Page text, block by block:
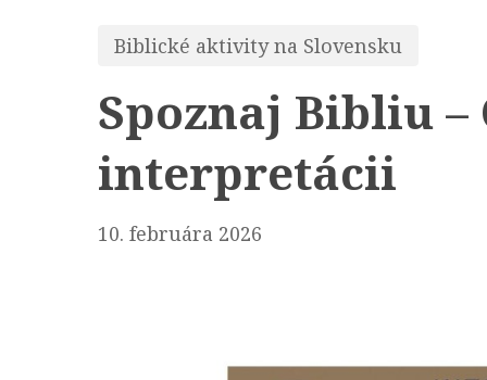
Biblické aktivity na Slovensku
Spoznaj Bibliu
interpretácii
10. februára 2026